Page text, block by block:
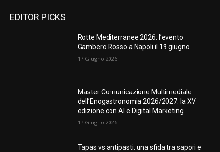
EDITOR PICKS
Rotte Mediterranee 2026: l’evento
Gambero Rosso a Napoli il 19 giugno
17 Giugno 2026
Master Comunicazione Multimediale
dell’Enogastronomia 2026/2027: la XV
edizione con AI e Digital Marketing
17 Giugno 2026
Tapas vs antipasti: una sfida tra sapori e